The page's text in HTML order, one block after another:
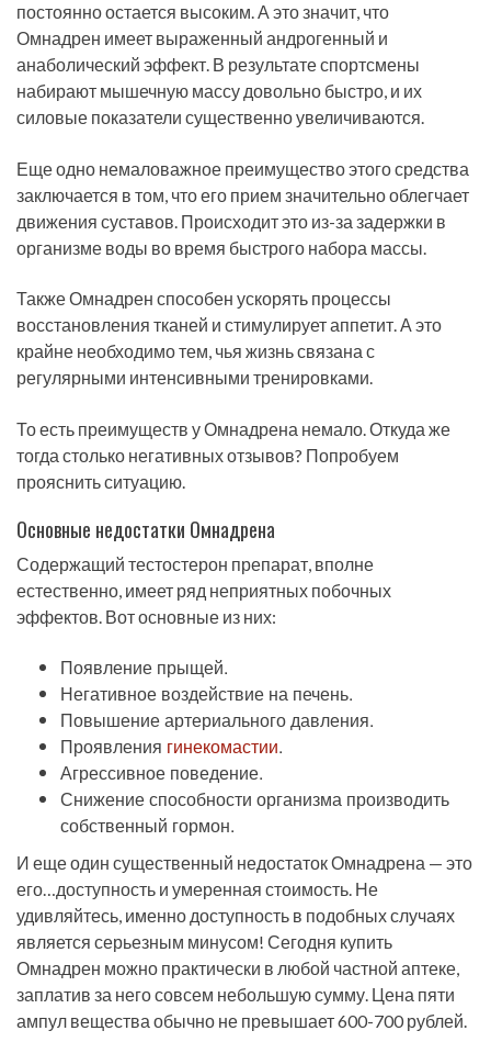
постоянно остается высоким. А это значит, что
Омнадрен имеет выраженный андрогенный и
анаболический эффект. В результате спортсмены
набирают мышечную массу довольно быстро, и их
силовые показатели существенно увеличиваются.
Еще одно немаловажное преимущество этого средства
заключается в том, что его прием значительно облегчает
движения суставов. Происходит это из-за задержки в
организме воды во время быстрого набора массы.
Также Омнадрен способен ускорять процессы
восстановления тканей и стимулирует аппетит. А это
крайне необходимо тем, чья жизнь связана с
регулярными интенсивными тренировками.
То есть преимуществ у Омнадрена немало. Откуда же
тогда столько негативных отзывов? Попробуем
прояснить ситуацию.
Основные недостатки Омнадрена
Содержащий тестостерон препарат, вполне
естественно, имеет ряд неприятных побочных
эффектов. Вот основные из них:
Появление прыщей.
Негативное воздействие на печень.
Повышение артериального давления.
Проявления гинекомастии.
Агрессивное поведение.
Снижение способности организма производить
собственный гормон.
И еще один существенный недостаток Омнадрена — это
его…доступность и умеренная стоимость. Не
удивляйтесь, именно доступность в подобных случаях
является серьезным минусом! Сегодня купить
Омнадрен можно практически в любой частной аптеке,
заплатив за него совсем небольшую сумму. Цена пяти
ампул вещества обычно не превышает 600-700 рублей.